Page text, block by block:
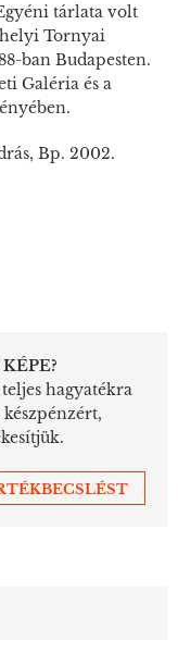
tárlata volt
Tornyai
ban Budapesten.
Galéria és a
Bp. 2002.
hagyatékra